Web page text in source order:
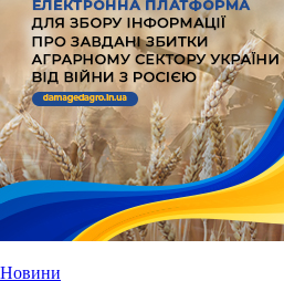
Новини